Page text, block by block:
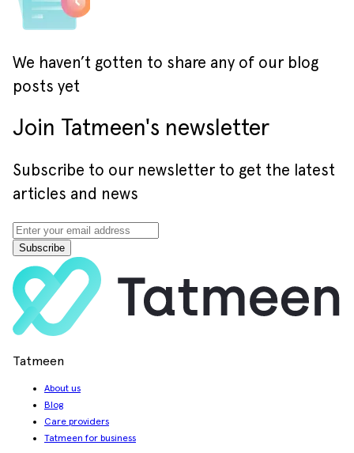
We haven’t gotten to share any of our blog
posts yet
Join Tatmeen's newsletter
Subscribe to our newsletter to get the latest
articles and news
Subscribe
Tatmeen
About us
Blog
Care providers
Tatmeen for business